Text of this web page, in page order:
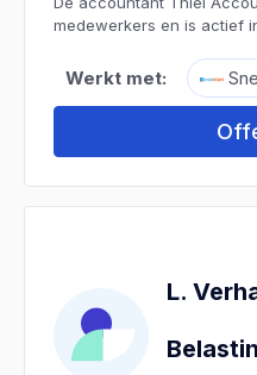
medewerkers en is actief
Werkt met:
L.